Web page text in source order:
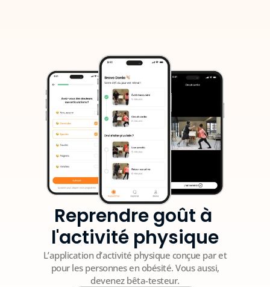
Reprendre goût à
l'activité physique
L’application d’activité physique conçue par et
pour les personnes en obésité. Vous aussi,
devenez bêta-testeur.